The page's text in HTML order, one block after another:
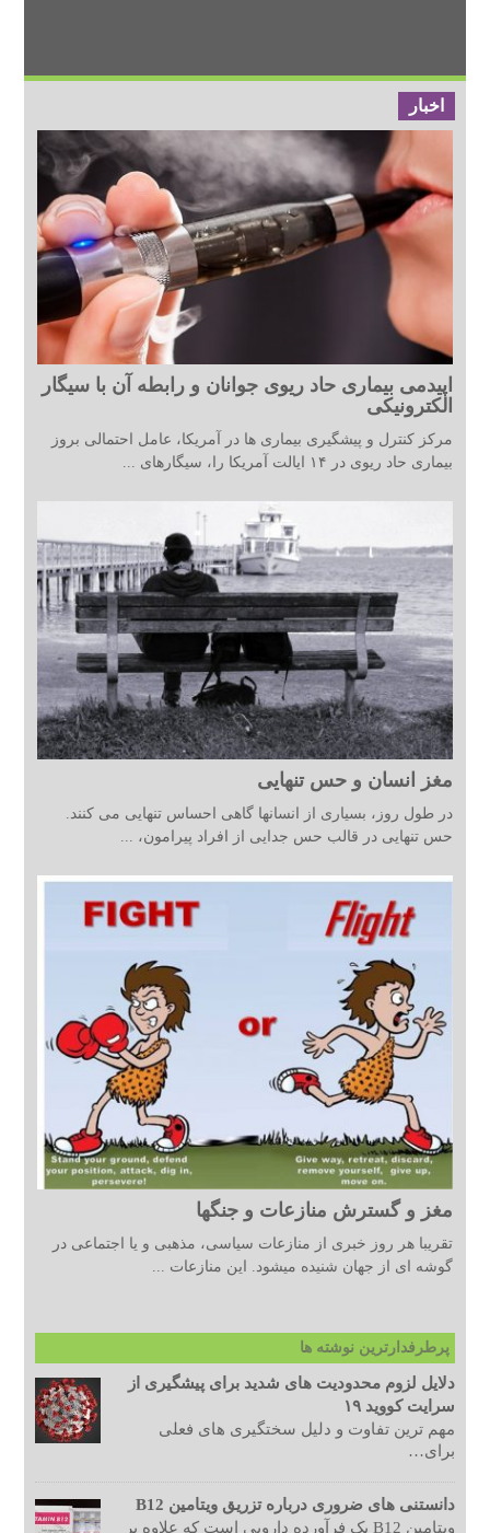
اخبار
اپیدمی بیماری حاد ریوی جوانان و رابطه آن با سیگار
الکترونیکی
مرکز کنترل و پیشگیری بیماری ها در آمریکا، عامل احتمالی بروز
بیماری حاد ریوی در ۱۴ ایالت آمریکا را، سیگارهای ...
مغز انسان و حس تنهایی
در طول روز، بسیاری از انسانها گاهی احساس تنهایی می کنند.
حس تنهایی در قالب حس جدایی از افراد پیرامون، ...
مغز و گسترش منازعات و جنگها
تقریبا هر روز خبری از منازعات سیاسی، مذهبی و یا اجتماعی در
گوشه ای از جهان شنیده میشود. این منازعات ...
پرطرفدارترین نوشته ها
دلایل لزوم محدودیت های شدید برای پیشگیری از
سرایت کووید ۱۹
مهم ترین تفاوت و دلیل سختگیری های فعلی
برای…
دانستنی های ضروری درباره تزریق ویتامین B12
ویتامین B12 یک فرآورده دارویی است که علاوه بر